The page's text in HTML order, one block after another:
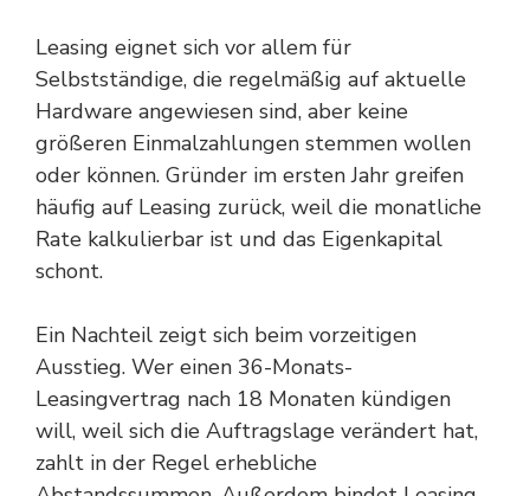
Leasing eignet sich vor allem für
Selbstständige, die regelmäßig auf aktuelle
Hardware angewiesen sind, aber keine
größeren Einmalzahlungen stemmen wollen
oder können. Gründer im ersten Jahr greifen
häufig auf Leasing zurück, weil die monatliche
Rate kalkulierbar ist und das Eigenkapital
schont.
Ein Nachteil zeigt sich beim vorzeitigen
Ausstieg. Wer einen 36-Monats-
Leasingvertrag nach 18 Monaten kündigen
will, weil sich die Auftragslage verändert hat,
zahlt in der Regel erhebliche